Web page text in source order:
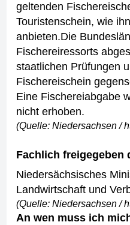
geltenden
Touristenschein, wie
anbieten.Die
Fischereiressorts
staatlichen Prüfungen
Fischereischein
Eine Fischereiabgabe
nicht erhoben.
(Quelle: Niedersachsen /
Fachlich freigegeben
Niedersächsisches
Landwirtschaft und
(Quelle: Niedersachsen /
An wen muss ich